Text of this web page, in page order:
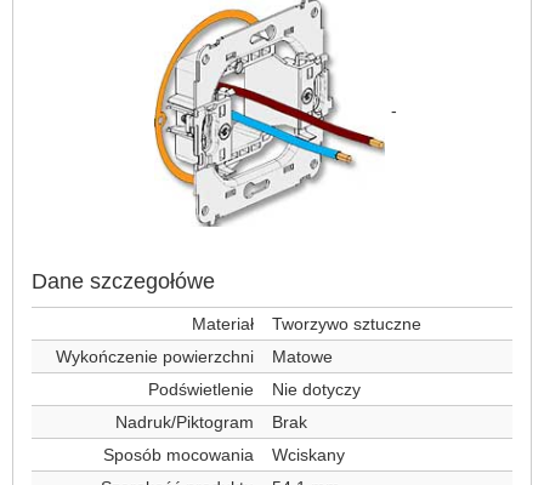
-
Dane szczegołówe
Materiał
Tworzywo sztuczne
Wykończenie powierzchni
Matowe
Podświetlenie
Nie dotyczy
Nadruk/Piktogram
Brak
Sposób mocowania
Wciskany